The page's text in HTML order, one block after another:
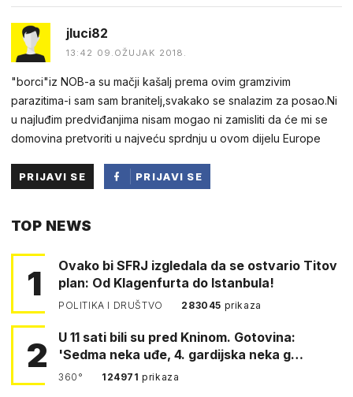
jluci82
13:42 09.OŽUJAK 2018.
"borci"iz NOB-a su mačji kašalj prema ovim gramzivim
parazitima-i sam sam branitelj,svakako se snalazim za posao.Ni
u najluđim predviđanjima nisam mogao ni zamisliti da će mi se
domovina pretvoriti u najveću sprdnju u ovom dijelu Europe
PRIJAVI SE
PRIJAVI SE
TOP NEWS
1
Ovako bi SFRJ izgledala da se ostvario Titov
plan: Od Klagenfurta do Istanbula!
POLITIKA I DRUŠTVO 283045 prikaza
2
U 11 sati bili su pred Kninom. Gotovina:
'Sedma neka uđe, 4. gardijska neka g…
360° 124971prikaza